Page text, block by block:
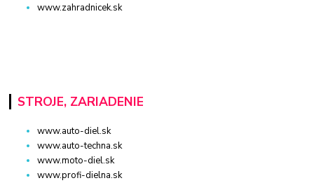
www.zahradnicek.sk
STROJE, ZARIADENIE
www.auto-diel.sk
www.auto-techna.sk
www.moto-diel.sk
www.profi-dielna.sk